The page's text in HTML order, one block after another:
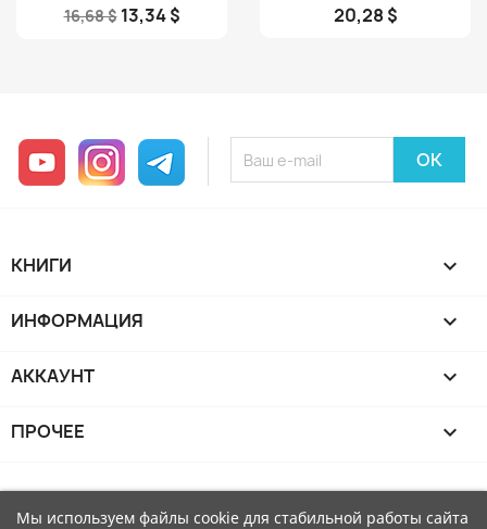
16,68 $ 13,34 $ 20,28 $
YouTube InstagramTelegram
КНИГИ 
ИНФОРМАЦИЯ 
АККАУНТ 
ПРОЧЕЕ 
Мы используем файлы cookie для стабильной работы сайта